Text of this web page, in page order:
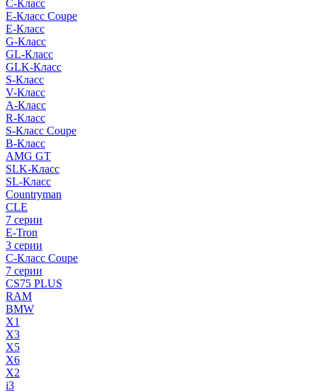
C-Класс
E-Класс Coupe
E-Класс
G-Класс
GL-Класс
GLK-Класс
S-Класс
V-Класс
A-Класс
R-Класс
S-Класс Сoupe
B-Класс
AMG GT
SLK-Класс
SL-Класс
Countryman
CLE
7 серии
E-Tron
3 серии
C-Класс Coupe
7 серии
CS75 PLUS
RAM
BMW
X1
X3
X5
X6
X2
i3